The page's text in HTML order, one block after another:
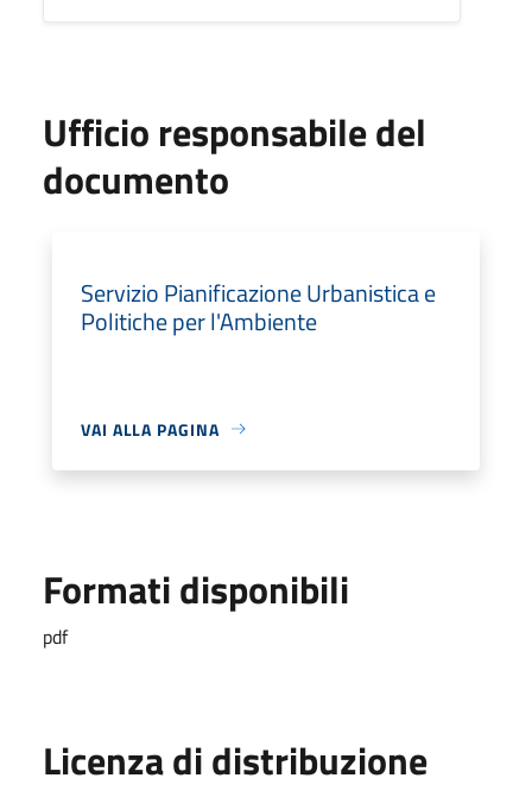
Ufficio responsabile del
documento
Servizio Pianificazione Urbanistica e
Politiche per l'Ambiente
VAI ALLA PAGINA
Formati disponibili
pdf
Licenza di distribuzione